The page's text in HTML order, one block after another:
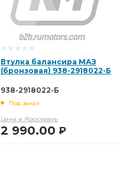
Втулка балансира МАЗ
(бронзовая) 938-2918022-Б
938-2918022-Б
Под заказ
Цена в Ярославль
2 990.00 Р